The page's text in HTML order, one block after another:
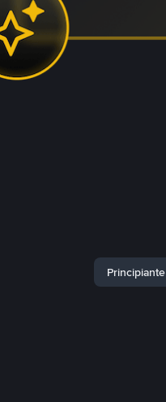
Principiante